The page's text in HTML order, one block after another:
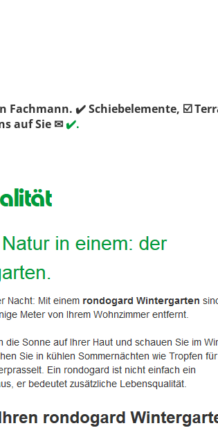
Fachmann. ✔️ Schiebelemente, ☑️
auf Sie ✉✔️.